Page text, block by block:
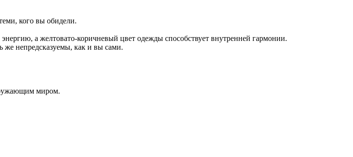
кого вы обидели.
а желтовато-коричневый цвет одежды способствует внутренней гармонии.
же непредсказуемы, как и вы сами.
миром.